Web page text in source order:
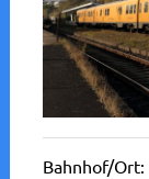
Bahnhof/Ort: